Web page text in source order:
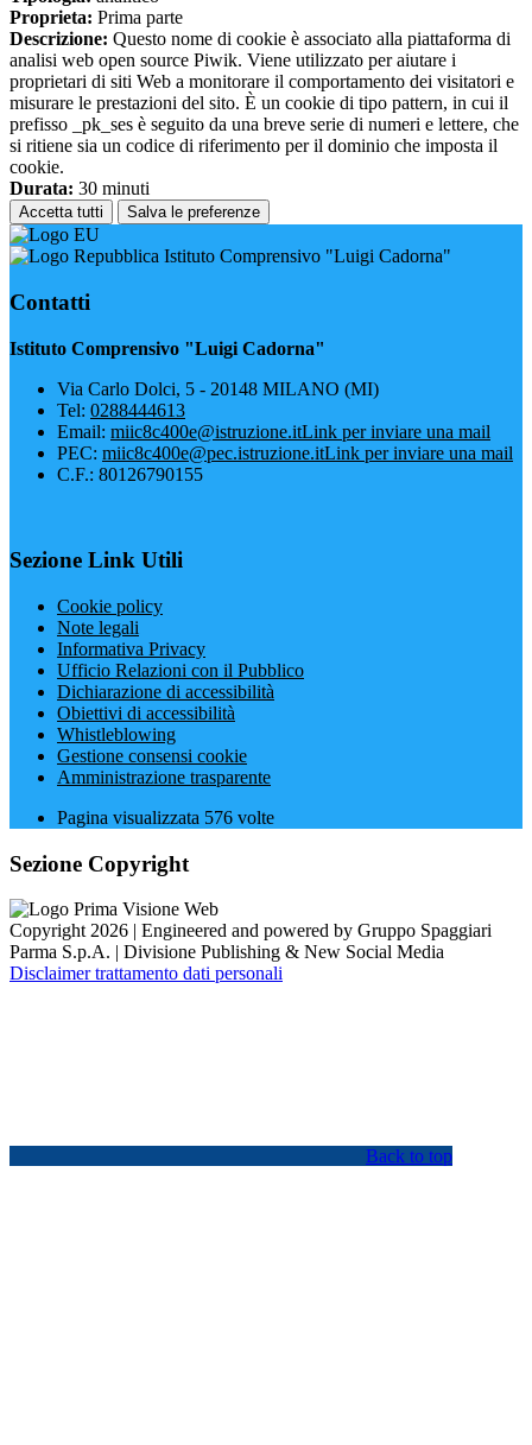
Proprieta: Prima parte
Descrizione: Questo nome di cookie è associato alla piattaforma di
analisi web open source Piwik. Viene utilizzato per aiutare i
proprietari di siti Web a monitorare il comportamento dei visitatori e
misurare le prestazioni del sito. È un cookie di tipo pattern, in cui il
prefisso _pk_ses è seguito da una breve serie di numeri e lettere, che
si ritiene sia un codice di riferimento per il dominio che imposta il
cookie.
Durata: 30 minuti
Accetta tutti Salva le preferenze
Istituto Comprensivo "Luigi Cadorna"
Contatti
Istituto Comprensivo "Luigi Cadorna"
Via Carlo Dolci, 5 - 20148 MILANO (MI)
Tel: 0288444613
Email: miic8c400e@istruzione.itLink per inviare una mail
PEC: miic8c400e@pec.istruzione.itLink per inviare una mail
C.F.: 80126790155
Sezione Link Utili
Cookie policy
Note legali
Informativa Privacy
Ufficio Relazioni con il Pubblico
Dichiarazione di accessibilità
Obiettivi di accessibilità
Whistleblowing
Gestione consensi cookie
Amministrazione trasparente
Pagina visualizzata 576 volte
Sezione Copyright
Copyright 2026 | Engineered and powered by Gruppo Spaggiari
Parma S.p.A. | Divisione Publishing & New Social Media
Disclaimer trattamento dati personali
Back to top